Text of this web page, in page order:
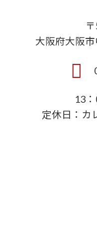
大阪府大阪
13
定休日：カ